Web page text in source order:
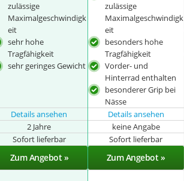
zulässige
Maximalgeschwindigk
eit
sehr hohe
Tragfähigkeit
sehr geringes Gewicht
zulässige
Maximalgeschwindigk
eit
besonders hohe
Tragfähigkeit
Vorder- und
Hinterrad enthalten
besonderer Grip bei
Nässe
Details ansehen Details ansehen
2 Jahre keine Angabe
Sofort lieferbar Sofort lieferbar
Zum Angebot » Zum Angebot »